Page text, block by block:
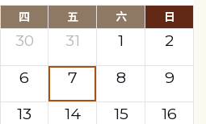
四 五 六 日
30 31 1
2
6 7 8
9
13 14 15
16